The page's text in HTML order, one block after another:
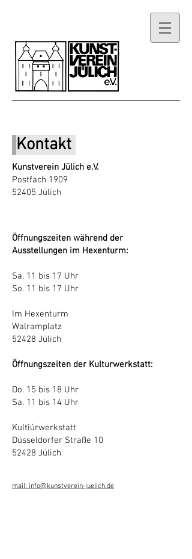
Kontakt
Kunstverein Jülich e.V.
Postfach 1909
52405 Jülich
Öffnungszeiten während der
Ausstellungen im Hexenturm:
Sa. 11 bis 17 Uhr
So. 11 bis 17 Uhr
Im Hexenturm
Walramplatz
52428 Jülich
Öffnungszeiten der Kulturwerkstatt:
Do. 15 bis 18 Uhr
Sa. 11 bis 14 Uhr
Kultiúrwerkstatt
Düsseldorfer Straße 10
52428 Jülich
mail: info@kunstverein-juelich.de